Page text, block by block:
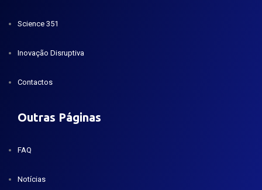
Science 351
Inovação Disruptiva
Contactos
Outras Páginas
FAQ
Notícias